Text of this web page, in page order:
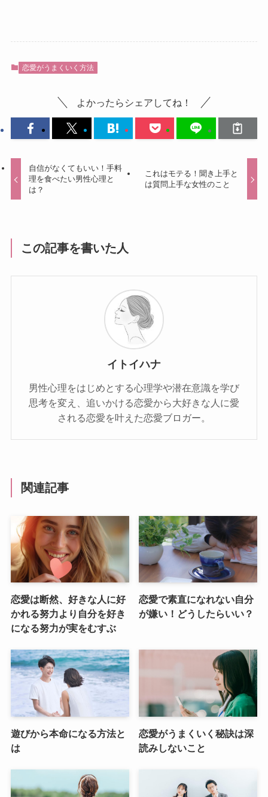
恋愛がうまくいく方法
よかったらシェアしてね！
自信がなくてもいい！手料
理を食べたい男性心理と
は？
これはモテる！聞き上手と
は質問上手な女性のこと
この記事を書いた人
イトイハナ
男性心理をはじめとする心理学や潜在意識を学び
思考を変え、追いかける恋愛から大好きな人に愛
される恋愛を叶えた恋愛ブロガー。
関連記事
恋愛は断然、好きな人に好
かれる努力より自分を好き
になる努力が実をむすぶ
恋愛で素直になれない自分
が嫌い！どうしたらいい？
遊びから本命になる方法と
は
恋愛がうまくいく秘訣は深
読みしないこと